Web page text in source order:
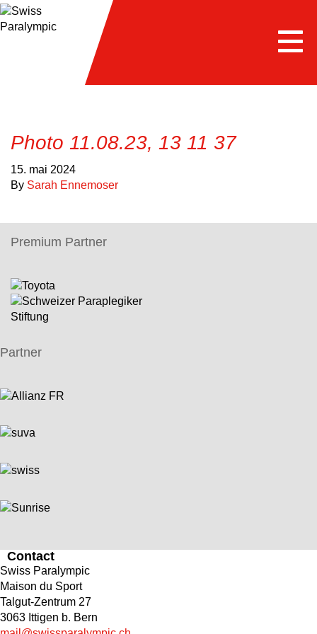
Photo 11.08.23, 13 11 37
15. mai 2024
By Sarah Ennemoser
Premium Partner
Partner
Contact
Swiss Paralympic
Maison du Sport
Talgut-Zentrum 27
3063 Ittigen b. Bern